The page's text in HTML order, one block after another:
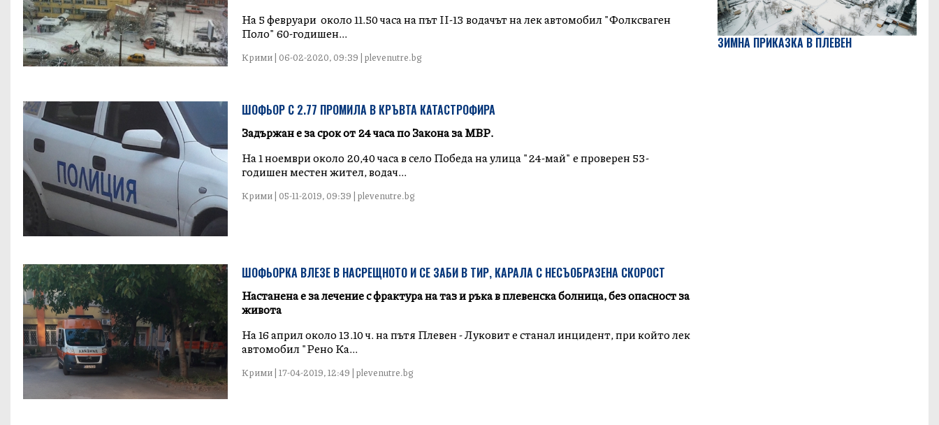
На 5 февруари около 11.50 часа на път II-13 водачът на лек автомобил "Фолксваген
Поло" 60-годишен...
Крими | 06-02-2020, 09:39 | plevenutre.bg
ШОФЬОР С 2.77 ПРОМИЛА В КРЪВТА КАТАСТРОФИРА
Задържан е за срок от 24 часа по Закона за МВР.
На 1 ноември около 20,40 часа в село Победа на улица "24-май" е проверен 53-
годишен местен жител, водач...
Крими | 05-11-2019, 09:39 | plevenutre.bg
ШОФЬОРКА ВЛЕЗЕ В НАСРЕЩНОТО И СЕ ЗАБИ В ТИР, КАРАЛА С НЕСЪОБРАЗЕНА СКОРОСТ
Настанена е за лечение с фрактура на таз и ръка в плевенска болница, без опасност за
живота
На 16 април около 13.10 ч. на пътя Плевен - Луковит е станал инцидент, при който лек
автомобил "Рено Ка...
Крими | 17-04-2019, 12:49 | plevenutre.bg
ЗИМНА ПРИКАЗКА В ПЛЕВЕН